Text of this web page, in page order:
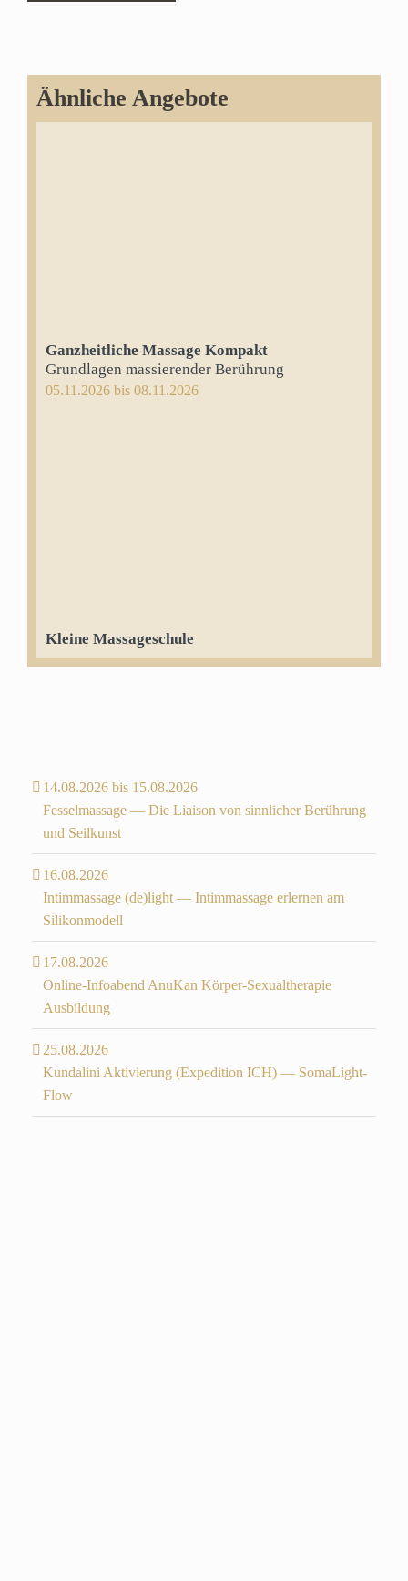
Ähnliche Angebote
Ganzheitliche Massage Kompakt
Grundlagen massierender Berührung
05.11.2026 bis 08.11.2026
Kleine Massageschule
14.08.2026 bis 15.08.2026
Fesselmassage — Die Liaison von sinnlicher Berührung
und Seilkunst
16.08.2026
Intimmassage (de)light — Intimmassage erlernen am
Silikonmodell
17.08.2026
Online-Infoabend AnuKan Körper-Sexualtherapie
Ausbildung
25.08.2026
Kundalini Aktivierung (Expedition ICH) — SomaLight-
Flow